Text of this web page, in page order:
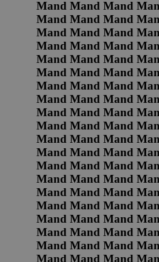
Mand Mand Mand
Mand Mand Mand
Mand Mand Mand
Mand Mand Mand
Mand Mand Mand
Mand Mand Mand
Mand Mand Mand
Mand Mand Mand
Mand Mand Mand
Mand Mand Mand
Mand Mand Mand
Mand Mand Mand
Mand Mand Mand
Mand Mand Mand
Mand Mand Mand
Mand Mand Mand
Mand Mand Mand
Mand Mand Mand
Mand Mand Mand
Mand Mand Mand